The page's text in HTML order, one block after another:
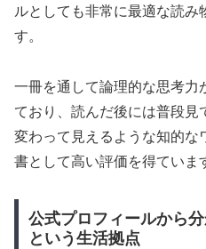
ルとしても非常に最適な読み
す。
一冊を通して論理的な思考力
ており、読んだ後には普段見
変わって見えるような知的な
書として高い評価を得ていま
公式プロフィールから
という生活拠点